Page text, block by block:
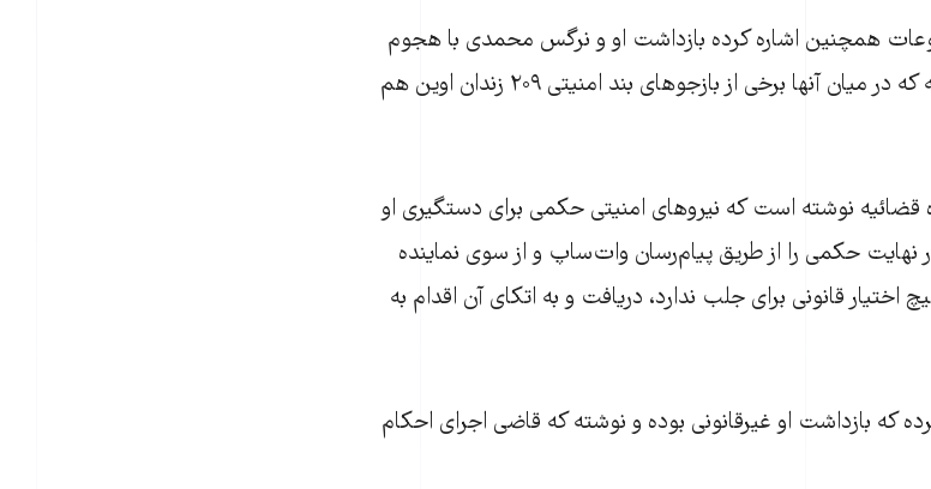
همچنین اشاره کرده بازداشت او و نرگس محمدی با هجوم
ماموران وزارت اطلاعات صورت گرفته که در میان آنها برخی از بازجوهای بند امنیتی ۲۰۹ زندان اوین هم
نوشته است که نیروهای امنیتی حکمی برای دستگیری او
نهایت حکمی را از طریق پیام‌رسان وات‌ساپ و از سوی نماینده
اختیار قانونی برای جلب ندارد، دریافت و به اتکای آن اقدام به
که بازداشت او غیرقانونی بوده و نوشته که قاضی اجرای احکام